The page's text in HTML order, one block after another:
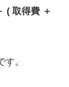
( 取得費 ＋
。